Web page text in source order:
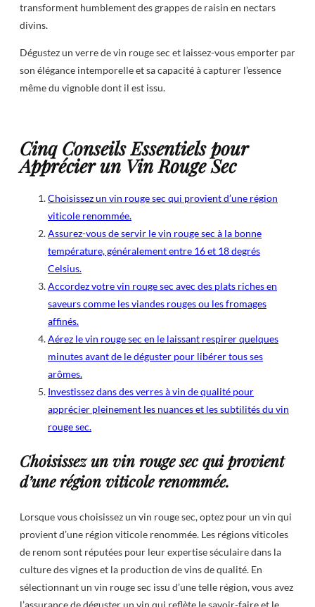
transforment humblement des grappes de raisin en nectars
divins.
Dégustez un verre de vin rouge sec et laissez-vous emporter par
son élégance intemporelle et sa capacité à capturer l’essence
même du vignoble dont il est issu.
Cinq Conseils Essentiels pour
Apprécier un Vin Rouge Sec
Choisissez un vin rouge sec qui provient d’une région
viticole renommée.
Assurez-vous de servir le vin rouge sec à la bonne
température, généralement entre 16 et 18 degrés
Celsius.
Accordez votre vin rouge sec avec des plats riches en
saveurs comme les viandes rouges ou les fromages
affinés.
Aérez le vin rouge sec en le laissant respirer quelques
minutes avant de le déguster pour libérer tous ses
arômes.
Investissez dans des verres à vin de qualité pour
apprécier pleinement les nuances et les subtilités du vin
rouge sec.
Choisissez un vin rouge sec qui provient
d’une région viticole renommée.
Lorsque vous choisissez un vin rouge sec, optez pour un vin qui
provient d’une région viticole renommée. Les régions viticoles
de renom sont réputées pour leur expertise séculaire dans la
culture des vignes et la production de vins de qualité. En
sélectionnant un vin rouge sec issu d’une telle région, vous avez
l’assurance de déguster un vin qui reflète le savoir-faire et le